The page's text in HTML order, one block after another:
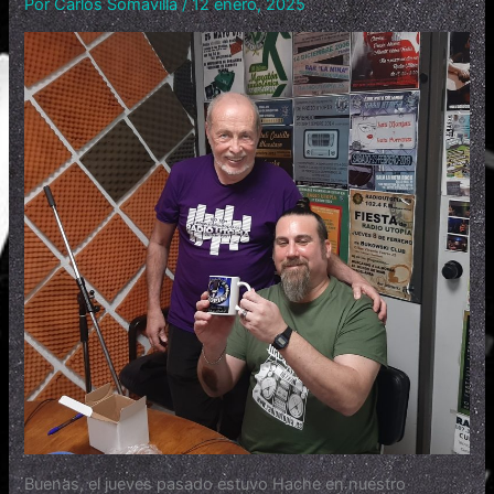
PorCarlos Somavilla/12 enero, 2025
Buenas, el jueves pasado estuvo Hache en nuestro